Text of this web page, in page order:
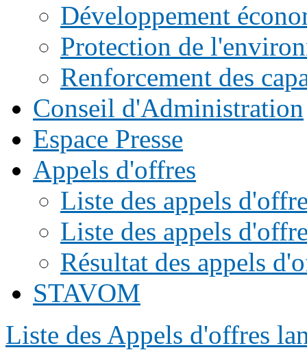
Développement
Protection de
Renforcement des
Conseil d'Administration
Espace Presse
Appels d'offres
Liste des appels
Liste des appels
Résultat des appels
STAVOM
Liste des Appels d'offres